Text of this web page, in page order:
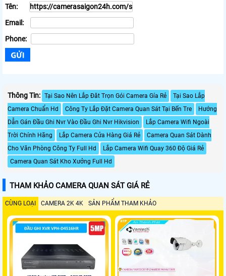
Tên:
Email:
Phone:
Thông Tin: Tại Sao Nên Lắp Đăt Trọn Gói Camera Gía Rẻ
Tại Sao Lắp
Camera Chuẩn Hd
Công Ty Lắp Đặt Camera Quan Sát Tại Bến Tre
Hướng
Dẫn Gán Đầu Ghi Nvr Vào Đầu Ghi Nvr Hikvision
Lắp Camera Wifi Ngoài
Trời Chính Hãng
Lắp Camera Cửa Hàng Giá Rẻ
Camera Quan Sát Dành
Cho Văn Phòng Công Ty Full Hd
Lắp Camera Wifi Quay 360 Độ Giá Rẻ
Camera Quan Sát Kho Xưởng Full Hd
THAM KHẢO CAMERA QUAN SÁT GIÁ RẺ
CÙNG LOẠI CAMERA 2K 4K SẢN PHẨM THAM KHẢO